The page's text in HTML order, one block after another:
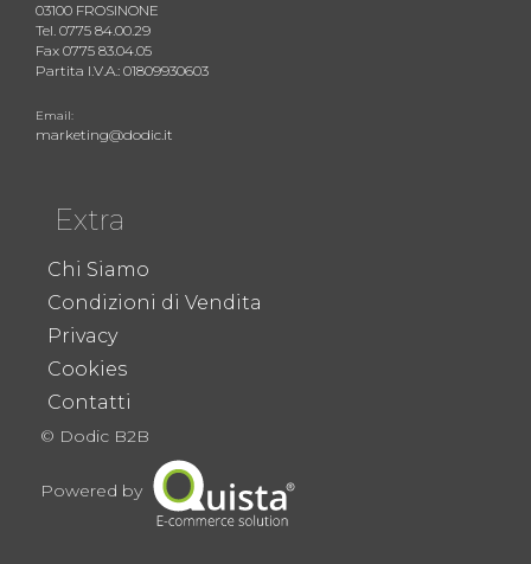
03100 FROSINONE
Tel. 0775 84.00.29
Fax 0775 83.04.05
Partita I.V.A.: 01809930603
Email:
marketing@dodic.it
Extra
Chi Siamo
Condizioni di Vendita
Privacy
Cookies
Contatti
© Dodic B2B
Powered by